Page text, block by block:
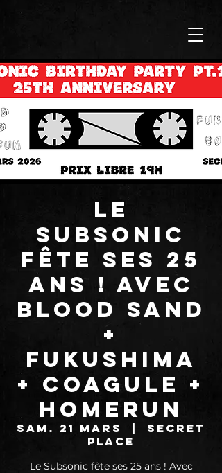
Le
Subsonic
fête ses 25
ans ! Avec
BLOOD SAND
+
FUKUSHIMA
+ COAGULE +
HOMERUN
sam. 21 mars
SECRET
PLACE
Le Subsonic fête ses 25 ans ! Avec